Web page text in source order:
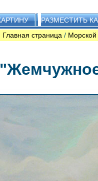
РАЗМЕСТИТЬ
Главная страница / Морской